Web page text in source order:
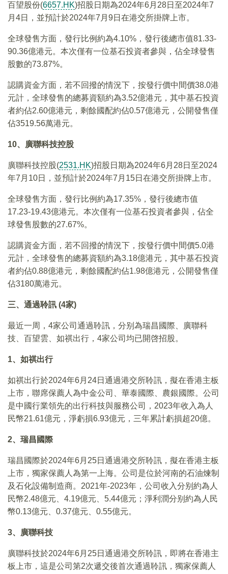
百望股份(6657.HK)招股日期為2024年6月28日至2024年7
月4日，並預計於2024年7月9日在港交所掛牌上市。
全球發售方面，發行比例約為4.10%，發行後總市值81.33-
90.36億港元。本次僅有一位基石投資者參與，佔全球發售
股數的73.87%。
認購資金方面，若不回撥的情況下，按發行價中間價38.0港
元計，全球發售的總募資額約為3.52億港元，其中基石投資
者約佔2.60億港元，剩餘國配約佔0.57億港元，公開發售僅
佔3519.56萬港元。
10、廣聯科技控股
廣聯科技控股(2531.HK)招股日期為2024年6月28日至2024
年7月10日，並預計於2024年7月15日在港交所掛牌上市。
全球發售方面，發行比例約為17.35%，發行後總市值
17.23-19.43億港元。本次僅有一位基石投資者參與，佔全
球發售股數的27.67%。
認購資金方面，若不回撥的情況下，按發行價中間價5.0港
元計，全球發售的總募資額約為3.18億港元，其中基石投資
者約佔0.88億港元，剩餘國配約佔1.98億港元，公開發售僅
佔3180萬港元。
三、 通過聆訊 (4家)
最近一周，4家公司通過聆訊，分别為瑞昌國際、廣聯科
技、百望雲、如祺出行，4家公司均已開啓招股。
1、如祺出行
如祺出行於2024年6月24日通過港交所聆訊，擬在香港主板
上市，聯席保薦人為中金公司、華泰國際、農銀國際。公司
是中國行業領先的出行科技與服務公司，2023年收入為人
民幣21.61億元，淨虧損6.93億元，三年累計虧損超20億。
2、瑞昌國際
瑞昌國際於2024年6月25日通過港交所聆訊，擬在香港主板
上市，獨家保薦人為第一上海。公司是位於河南的石油煉制
及石化設備制造商。2021年-2023年，公司收入分别約為人
民幣2.48億元、4.19億元、5.44億元；淨利潤分别約為人民
幣0.13億元、0.37億元、0.55億元。
3、廣聯科技
廣聯科技於2024年6月25日通過港交所聆訊，即將在香港主
板上市，這是公司第2次遞交後首次通過聆訊，獨家保薦人